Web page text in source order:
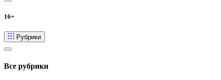
16+
Рубрики
Все рубрики